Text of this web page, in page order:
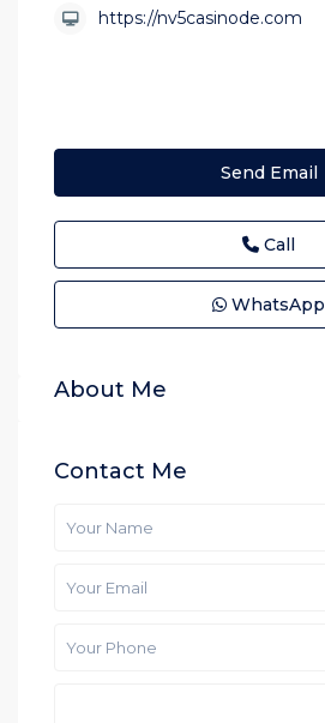
https://nv5casinode.com
Send Email
Call
WhatsApp
About Me
Contact Me